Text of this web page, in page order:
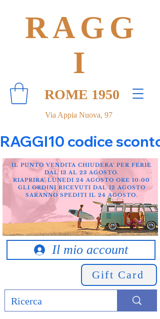
Via Appia Nuova, 97
RAGG
I
ROME 1950
RAGGI10 codice
Il mio account
Gift Card
IL PUNTO VENDITA CHIUDERA' PER FERIE
DAL 13 AL 23 AGOSTO.
RIAPRIRA' LUNEDI 24 AGOSTO ORE 10:00
GLI ORDINI RICEVUTI DAL 12 AGOSTO
SARANNO SPEDITI IL 24 AGOSTO.